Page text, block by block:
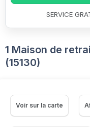
SERVICE
1 Maison de
(15130)
Voir sur la carte